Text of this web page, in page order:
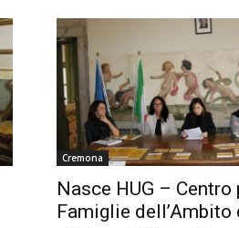
Cremona
Nasce HUG – Centro
Famiglie dell’Ambito